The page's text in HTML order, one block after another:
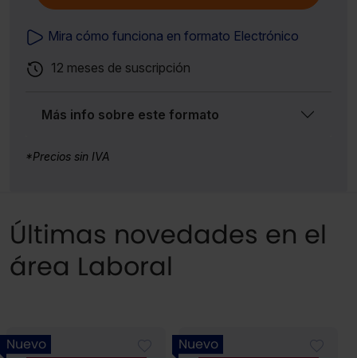
Mira cómo funciona en formato Electrónico
12 meses de suscripción
Más info sobre este formato
*Precios sin IVA
Últimas novedades en el
área Laboral
Nuevo Nuevo